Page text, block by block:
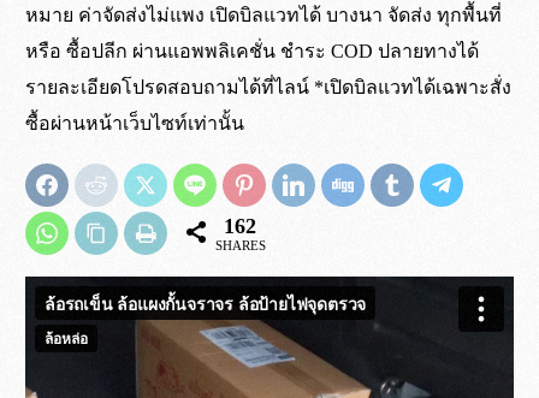
ไม่ใช่ล้อฉีดโฟมด้านใน
ต่างจังหวัด ส่งผ่าน บ.ขนส่งสินค้าหีบห่อ ต้นทาง
รองเมือง และ พุทธมณฑล ( ค่าระวางจัดส่งสินค้าเก็บ
ที่ปลายทาง )
ดูเพิ่มเติมการจัดส่ง
สำหรับคำสั่งซื้อที่เสร็จสิ้นภาย ในเวลา 10:00 น.
ต่างจังหวัด ส่งผ่าน บ.ขนส่ง ขึ้นอยู่กับขนส่ง
รถทางร้านไปส่งที่ต้นทาง รองเมือง พุทธมณฑล
เงื่อนไขเดียวกัน
*จัดส่งทุกวัน ยกเว้นวัน อาทิตย์ และวันหยุดนักขัตฤกษ์
กรณีสินค้าครบไม่ขาดสต๊อก โปรดสอบถาม
*สั่งซื้อผ่านระบบเว็บไซท์ มีจำนวนขั้นต่ำ 3,000 บาท
ในการสั่งซื้อ
สั่งซื้อผ่านระบบร้านค้า
หมาย ค่าจัดส่งไม่แพง เปิดบิลแวทได้ บางนา จัดส่ง ทุกพื้นที่
หรือ ซื้อปลีก ผ่านแอพพลิเคชั่น ชำระ COD ปลายทางได้
รายละเอียดโปรดสอบถามได้ที่ไลน์ *เปิดบิลแวทได้เฉพาะสั่ง
ซื้อผ่านหน้าเว็บไซท์เท่านั้น
162
SHARES